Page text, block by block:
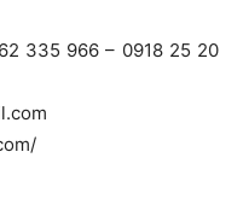
335 966 – 0918 25 20